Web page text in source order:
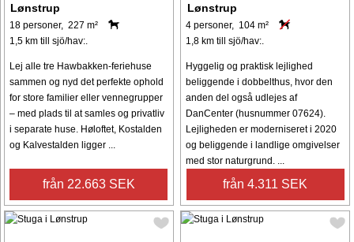
Lønstrup
18 personer, 227 m²
1,5 km till sjö/hav:.
Lej alle tre Hawbakken-feriehuse
sammen og nyd det perfekte ophold
for store familier eller vennegrupper
– med plads til at samles og privatliv
i separate huse. Høloftet, Kostalden
og Kalvestalden ligger ...
från 22.663 SEK
Lønstrup
4 personer, 104 m²
1,8 km till sjö/hav:.
Hyggelig og praktisk lejlighed
beliggende i dobbelthus, hvor den
anden del også udlejes af
DanCenter (husnummer 07624).
Lejligheden er moderniseret i 2020
og beliggende i landlige omgivelser
med stor naturgrund. ...
från 4.311 SEK